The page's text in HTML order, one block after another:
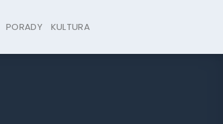
PORADY KULTURA